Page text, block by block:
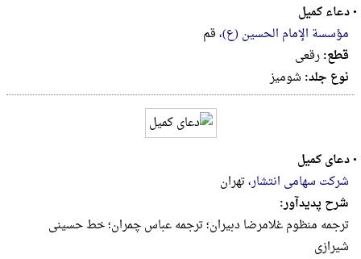
•دعاء کمیل
مؤسسة الإمام الحسین (ع)، قم
قطع:رقعى
نوع جلد: شومیز
•دعای کمیل
شرکت سهامی انتشار، تهران
شرح پدیدآور:
ترجمه منظوم غلامرضا دبیران؛ ترجمه عباس چمران؛ خط حسینی
شیرازی